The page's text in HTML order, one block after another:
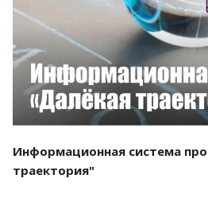
Смотреть
Информационная система
траектория"